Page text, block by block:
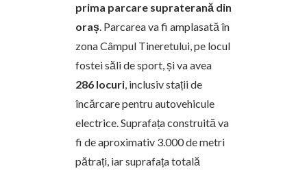
prima parcare supraterană din
oraș. Parcarea va fi amplasată în
zona Câmpul Tineretului, pe locul
fostei săli de sport, și va avea
286 locuri, inclusiv stații de
încărcare pentru autovehicule
electrice. Suprafața construită va
fi de aproximativ 3.000 de metri
pătrați, iar suprafața totală